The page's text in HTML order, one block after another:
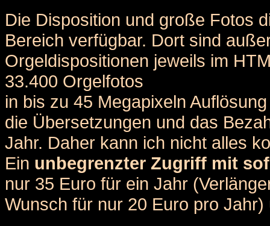
Die Disposition und große Fotos
Bereich verfügbar. Dort sind
Orgeldispositionen jeweils im
33.400 Orgelfotos
in bis zu 45 Megapixeln
die Übersetzungen und das
Jahr. Daher kann ich nicht alles
Ein unbegrenzter Zugriff mit
nur 35 Euro für ein Jahr
Wunsch für nur 20 Euro pro